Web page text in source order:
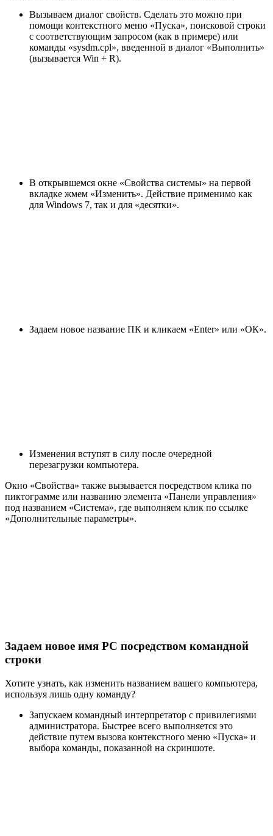
Вызываем диалог свойств. Сделать это можно при
помощи контекстного меню «Пуска», поисковой строки
с соответствующим запросом (как в примере) или
команды «sysdm.cpl», введенной в диалог «Выполнить»
(вызывается Win + R).
В открывшемся окне «Свойства системы» на первой
вкладке жмем «Изменить». Действие применимо как
для Windows 7, так и для «десятки».
Задаем новое название ПК и кликаем «Enter» или «ОК».
Изменения вступят в силу после очередной
перезагрузки компьютера.
Окно «Свойства» также вызывается посредством клика по
пиктограмме или названию элемента «Панели управления»
под названием «Система», где выполняем клик по ссылке
«Дополнительные параметры».
Задаем новое имя PC посредством командной
строки
Хотите узнать, как изменить названием вашего компьютера,
используя лишь одну команду?
Запускаем командный интерпретатор с привилегиями
администратора. Быстрее всего выполняется это
действие путем вызова контекстного меню «Пуска» и
выбора команды, показанной на скриншоте.